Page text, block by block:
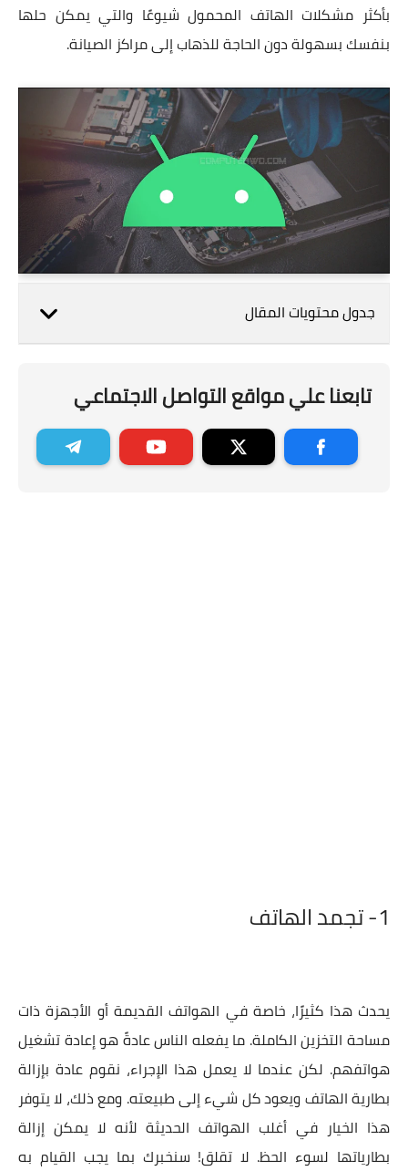
بأكثر مشكلات الهاتف المحمول شيوعًا والتي يمكن حلها
بنفسك بسهولة دون الحاجة للذهاب إلى مراكز الصيانة.
جدول محتويات المقال
تابعنا علي مواقع التواصل الاجتماعي
1- تجمد الهاتف
يحدث هذا كثيرًا، خاصة في الهواتف القديمة أو الأجهزة ذات
مساحة التخزين الكاملة. ما يفعله الناس عادةً هو إعادة تشغيل
هواتفهم. لكن عندما لا يعمل هذا الإجراء، نقوم عادة بإزالة
بطارية الهاتف ويعود كل شيء إلى طبيعته. ومع ذلك، لا يتوفر
هذا الخيار في أغلب الهواتف الحديثة لأنه لا يمكن إزالة
بطارياتها لسوء الحظ. لا تقلق! سنخبرك بما يجب القيام به